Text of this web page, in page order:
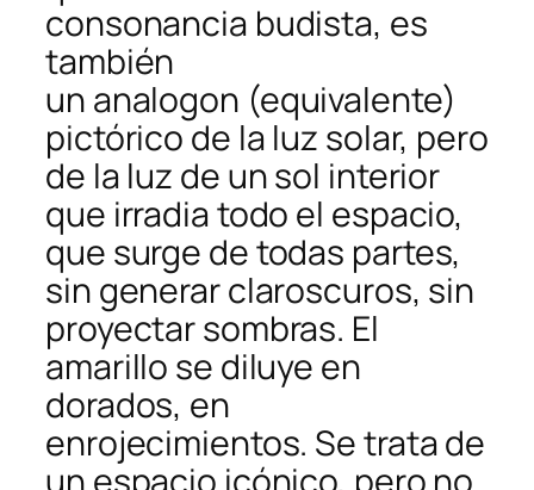
consonancia budista, es
también
un analogon (equivalente)
pictórico de la luz solar, pero
de la luz de un sol interior
que irradia todo el espacio,
que surge de todas partes,
sin generar claroscuros, sin
proyectar sombras. El
amarillo se diluye en
dorados, en
enrojecimientos. Se trata de